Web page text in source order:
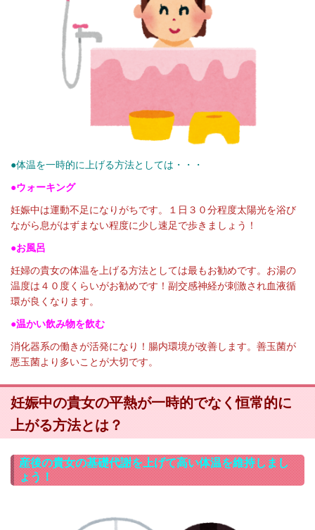
●体温を一時的に上げる方法としては・・・
●ウォーキング
妊娠中は運動不足になりがちです。１日３０分程度太陽光を浴び
ながら息がはずまない程度に少し速足で歩きましょう！
●お風呂
妊婦の貴女の体温を上げる方法としては最もお勧めです。お湯の
温度は４０度くらいがお勧めです！副交感神経が刺激され血液循
環が良くなります。
●温かい飲み物を飲む
消化器系の働きが活発になり！腸内環境が改善します。善玉菌が
悪玉菌より多いことが大切です。
妊娠中の貴女の平熱が一時的でなく恒常的に
上がる方法とは？
産後の貴女の基礎代謝を上げて高い体温を維持しまし
ょう！